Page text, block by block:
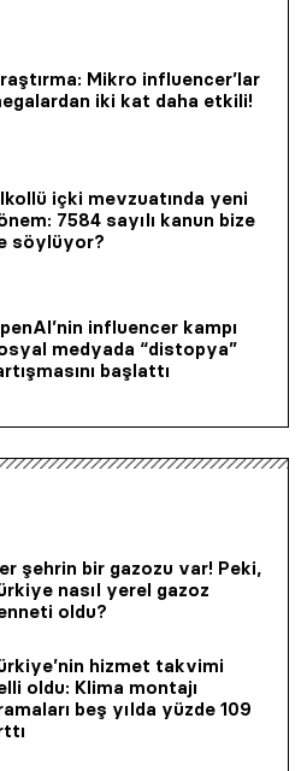
Mikro influencer’lar
iki kat daha etkili!
içki mevzuatında yeni
7584 sayılı kanun bize
söylüyor?
influencer kampı
medyada “distopya”
başlattı
şehrin bir gazozu var! Peki,
nasıl yerel gazoz
oldu?
hizmet takvimi
oldu: Klima montajı
beş yılda yüzde 109